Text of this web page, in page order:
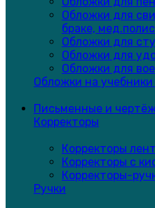
Обложки для
браке,
Обложки для
Обложки для
Обложки для
Обложки на
Письменные и
Корректоры
Корректоры
Корректоры с
Корректоры-
Ручки